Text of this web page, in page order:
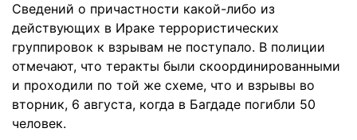
Сведений о причастности какой-либо из
действующих в Ираке террористических
группировок к взрывам не поступало. В полиции
отмечают, что теракты были скоординированными
и проходили по той же схеме, что и взрывы во
вторник, 6 августа, когда в Багдаде погибли 50
человек.